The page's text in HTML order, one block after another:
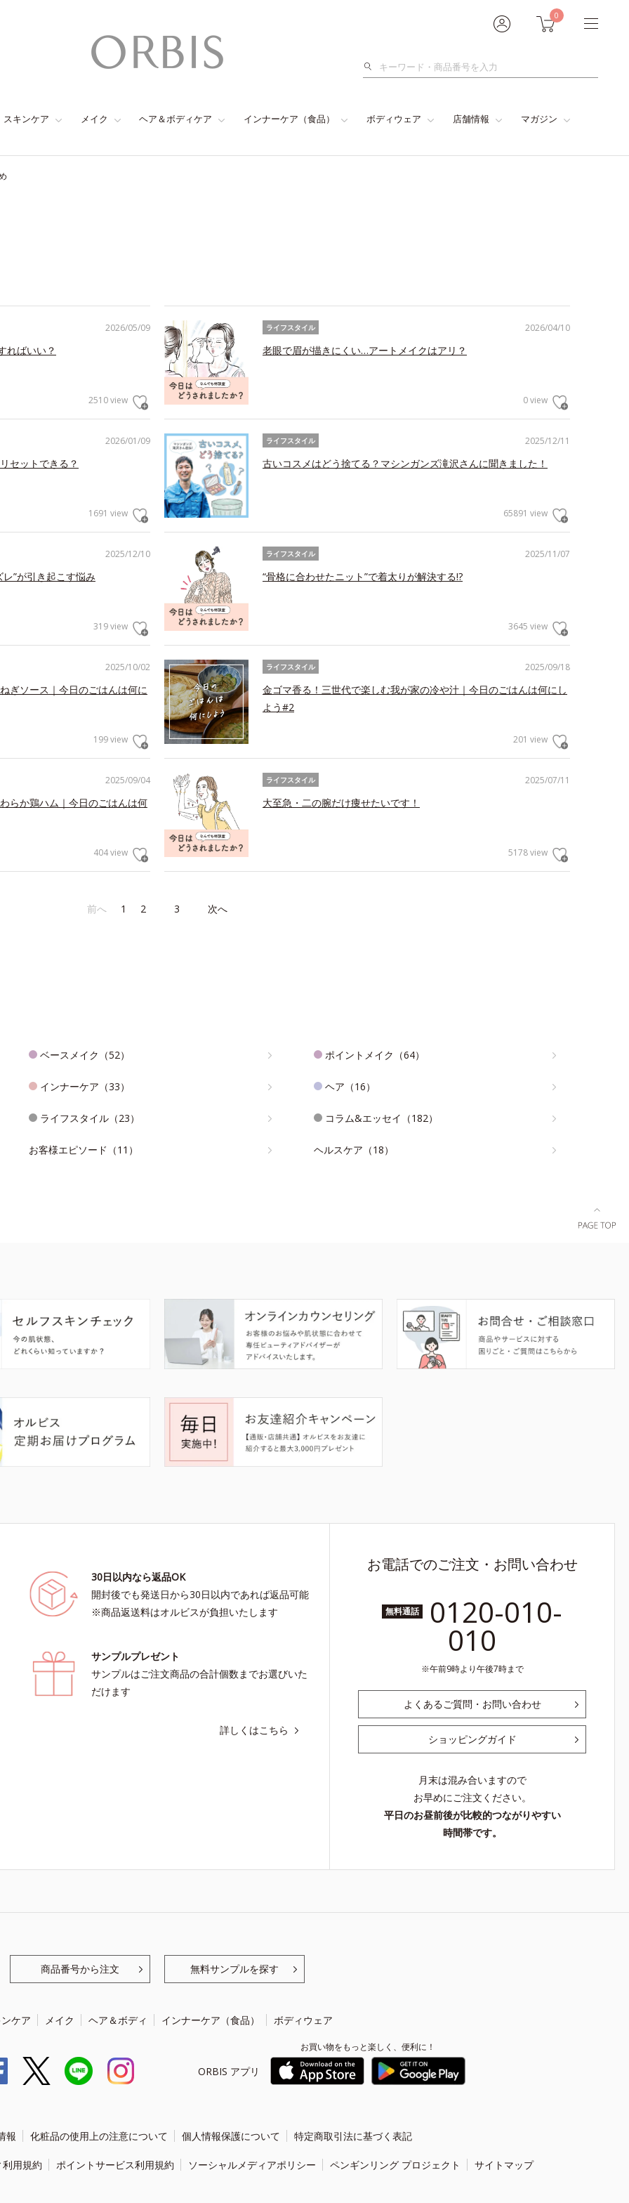
0
検
スキンケア メイク ヘア＆ボディケア インナーケア（食品） ボディウェア 店舗情報 マガジン
2026/05/09
ればいい？
2510 view
2026/04/10
ライフスタイル
老眼で眉が描きにくい…アートメイクはアリ？
0 view
2026/01/09
セットできる？
1691 view
2025/12/11
ライフスタイル
古いコスメはどう捨てる？マシンガンズ滝沢さんに聞きました！
65891 view
2025/12/10
”が引き起こす悩み
319 view
2025/11/07
ライフスタイル
“骨格に合わせたニット”で着太りが解決する!?
3645 view
2025/10/02
ぎソース｜今日のごはんは何に
199 view
2025/09/18
ライフスタイル
金ゴマ香る！三世代で楽しむ我が家の冷や汁｜今日のごはんは何にし
よう#2
201 view
2025/09/04
らか鶏ハム｜今日のごはんは何
404 view
2025/07/11
ライフスタイル
大至急・二の腕だけ痩せたいです！
5178 view
前へ 1 2 3 次へ
ベースメイク（52） ポイントメイク（64）
インナーケア（33） ヘア（16）
ライフスタイル（23） コラム&エッセイ（182）
お客様エピソード（11） ヘルスケア（18）
30日以内なら返品OK
開封後でも発送日から30日以内であれば返品可能
※商品返送料はオルビスが負担いたします
サンプルプレゼント
サンプルはご注文商品の合計個数までお選びいた
だけます
詳しくはこちら
お電話でのご注文・お問い合わせ
無料通話 0120-010-
010
午前9時より午後7時まで
よくあるご質問・お問い合わせ
ショッピングガイド
月末は混み合いますので
お早めにご注文ください。
平日のお昼前後が比較的つながりやすい
時間帯です。
商品番号から注文 無料サンプルを探す
ケア メイク ヘア＆ボディ インナーケア（食品） ボディウェア
ORBIS アプリ
お買い物をもっと楽しく、便利に！
報 化粧品の使用上の注意について 個人情報保護について 特定商取引法に基づく表記
用規約 ポイントサービス利用規約 ソーシャルメディアポリシー ペンギンリング プロジェクト サイトマップ